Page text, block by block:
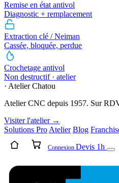
Remise en état antivol
Diagnostic + remplacement
Extraction clé / Neiman
Cassée, bloquée, perdue
Crochetage antivol
Non destructif · atelier
· Atelier Chatou
Atelier CNC depuis 1957. Sur
Visiter l'atelier →
Solutions Pro Atelier Blog
Connexion Devis 1h